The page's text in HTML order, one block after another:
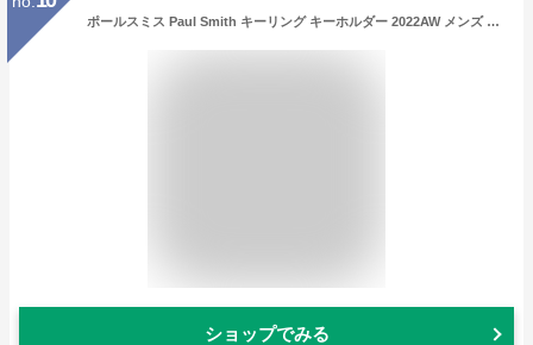
ポールスミス Paul Smith キーリング キーホルダー 2022AW メンズ レディース マンチェスター ユナイテッド マルチカラーストライプ KEYRX RMANU 79
ショップでみる